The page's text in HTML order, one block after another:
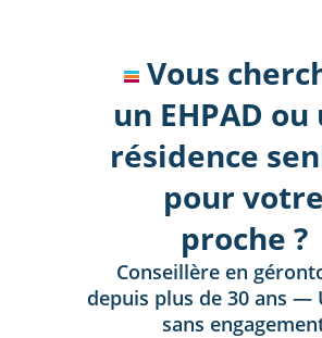
Vous
un EHPAD ou
résidence
pour votre
proche ?
Conseillère en
depuis plus de 30 ans —
sans